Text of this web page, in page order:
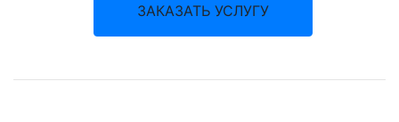
ЗАКАЗАТЬ УСЛУГУ